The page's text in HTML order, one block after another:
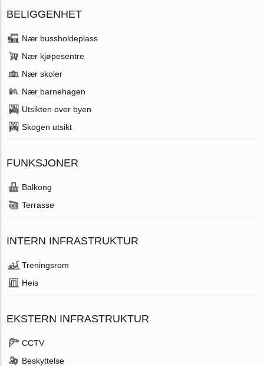
BELIGGENHET
Nær bussholdeplass
Nær kjøpesentre
Nær skoler
Nær barnehagen
Utsikten over byen
Skogen utsikt
FUNKSJONER
Balkong
Terrasse
INTERN INFRASTRUKTUR
Treningsrom
Heis
EKSTERN INFRASTRUKTUR
CCTV
Beskyttelse